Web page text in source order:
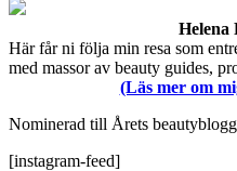
Helena
Här får ni följa min resa som
med massor av beauty guides,
(Läs mer om
Nominerad till Årets
[instagram-feed]